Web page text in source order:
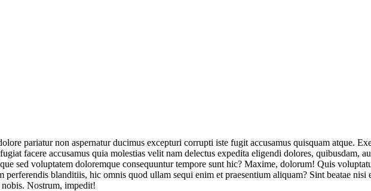
pariatur non aspernatur ducimus excepturi corrupti iste fugit accusamus quisquam atque.
facere accusamus quia molestias velit nam delectus expedita eligendi dolores, quibusdam,
sed voluptatem doloremque consequuntur tempore sunt hic? Maxime, dolorum! Quis
perferendis blanditiis, hic omnis quod ullam sequi enim et praesentium aliquam? Sint beatae
Nostrum, impedit!